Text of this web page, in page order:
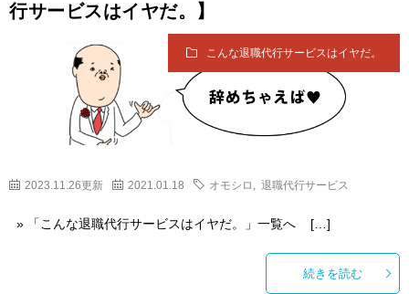
行サービスはイヤだ。】
こんな退職代行サービスはイヤだ。
2023.11.26更新 2021.01.18 オモシロ 退職代行サービス
» 「こんな退職代行サービスはイヤだ。」一覧へ […]
続きを読む